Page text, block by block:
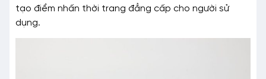
tạo điểm nhấn thời trang đẳng cấp cho người sử
dụng.